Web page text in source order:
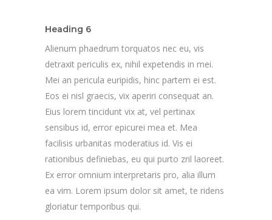
Heading 6
Alienum phaedrum torquatos nec eu, vis
detraxit periculis ex, nihil expetendis in mei.
Mei an pericula euripidis, hinc partem ei est.
Eos ei nisl graecis, vix aperiri consequat an.
Eius lorem tincidunt vix at, vel pertinax
sensibus id, error epicurei mea et. Mea
facilisis urbanitas moderatius id. Vis ei
rationibus definiebas, eu qui purto zril laoreet.
Ex error omnium interpretaris pro, alia illum
ea vim. Lorem ipsum dolor sit amet, te ridens
gloriatur temporibus qui.